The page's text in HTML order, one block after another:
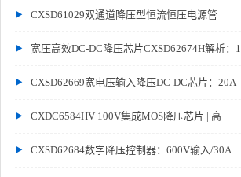
CXSD61029双通道降压型恒流恒压电源管
宽压高效DC-DC降压芯片CXSD62674H解析：1
CXSD62669宽电压输入降压DC-DC芯片：20A
CXDC6584HV 100V集成MOS降压芯片 | 高
CXSD62684数字降压控制器：600V输入/30A